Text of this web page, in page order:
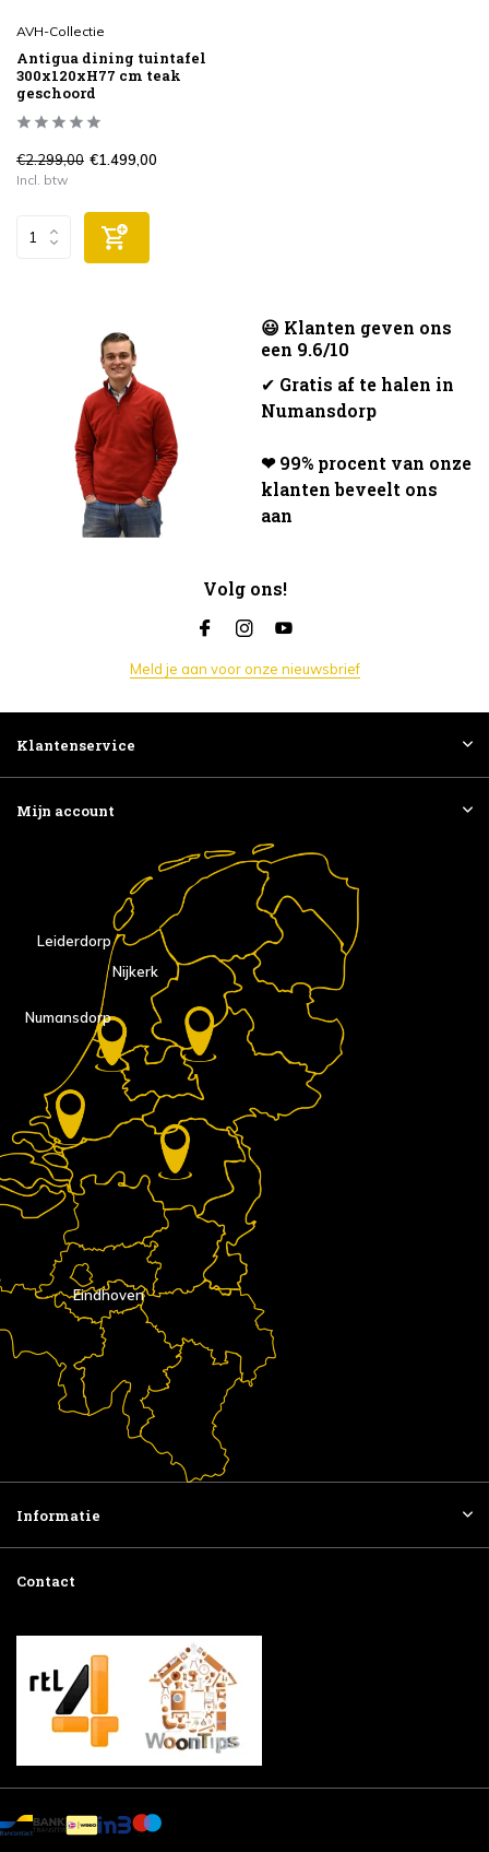
AVH-Collectie
Antigua dining tuintafel
300x120xH77 cm teak
geschoord
€2.299,00 €1.499,00
Incl. btw
😃 Klanten geven ons
een 9.6/10
✔ Gratis af te halen in
Numansdorp
❤ 99% procent van onze
klanten beveelt ons
aan
Volg ons!
Meld je aan voor onze nieuwsbrief
Klantenservice
Mijn account
Eindhoven
Nijkerk
Numansdorp
Leiderdorp
Informatie
Contact